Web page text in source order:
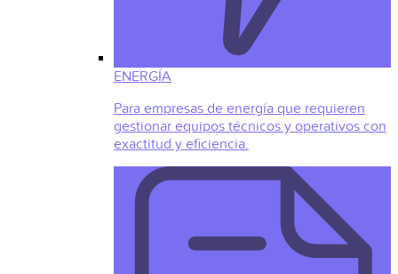
ENERGÍA
Para empresas de energía que requieren
gestionar equipos técnicos y operativos con
exactitud y eficiencia.